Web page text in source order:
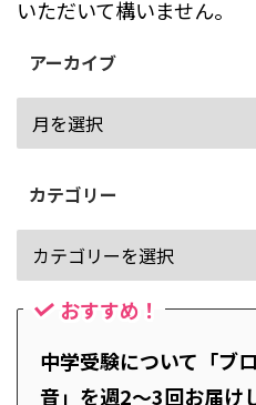
いただいて構いません。
アーカイブ
カテゴリー
おすすめ！
中学受験について「ブ
音」を週2～3回お届け